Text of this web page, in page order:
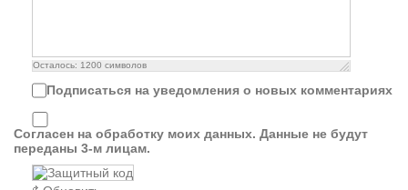
Осталось: 1200 символов
Подписаться на уведомления о новых комментариях
Согласен на обработку моих данных. Данные не будут
переданы 3-м лицам.